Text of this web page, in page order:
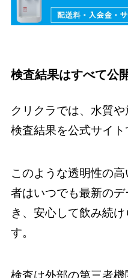
検査結果はすべて公
クリクラでは、水質
検査結果を公式サイト
このような透明性の
者はいつでも最新の
き、安心して飲み続
す。
検査は外部の第三者